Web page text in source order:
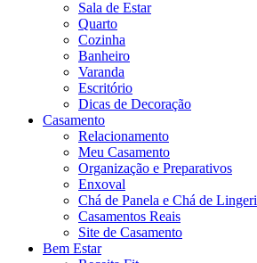
Quarto
Cozinha
Banheiro
Varanda
Escritório
Dicas de Decoração
Casamento
Relacionamento
Meu Casamento
Organização e Preparativos
Enxoval
Chá de Panela e Chá de Lingerie
Casamentos Reais
Site de Casamento
Bem Estar
Receita Fit